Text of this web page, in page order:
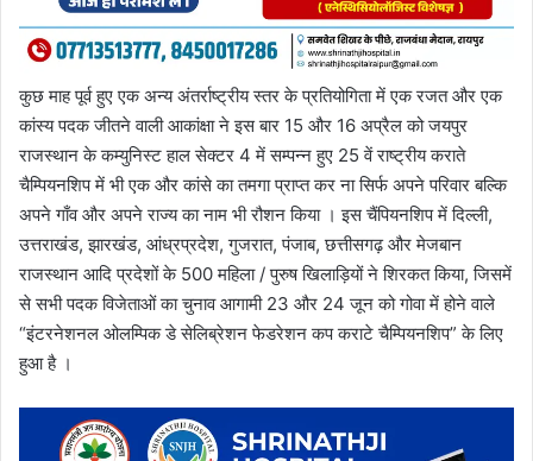
कुछ माह पूर्व हुए एक अन्य अंतर्राष्ट्रीय स्तर के प्रतियोगिता में एक रजत और एक
कांस्य पदक जीतने वाली आकांक्षा ने इस बार 15 और 16 अप्रैल को जयपुर
राजस्थान के कम्युनिस्ट हाल सेक्टर 4 में सम्पन्न हुए 25 वें राष्ट्रीय कराते
चैम्पियनशिप में भी एक और कांसे का तमगा प्राप्त कर ना सिर्फ अपने परिवार बल्कि
अपने गाँव और अपने राज्य का नाम भी रौशन किया । इस चैंपियनशिप में दिल्ली,
उत्तराखंड, झारखंड, आंध्रप्रदेश, गुजरात, पंजाब, छत्तीसगढ़ और मेजबान
राजस्थान आदि प्रदेशों के 500 महिला / पुरुष खिलाड़ियों ने शिरकत किया, जिसमें
से सभी पदक विजेताओं का चुनाव आगामी 23 और 24 जून को गोवा में होने वाले
“इंटरनेशनल ओलम्पिक डे सेलिब्रेशन फेडरेशन कप कराटे चैम्पियनशिप” के लिए
हुआ है ।